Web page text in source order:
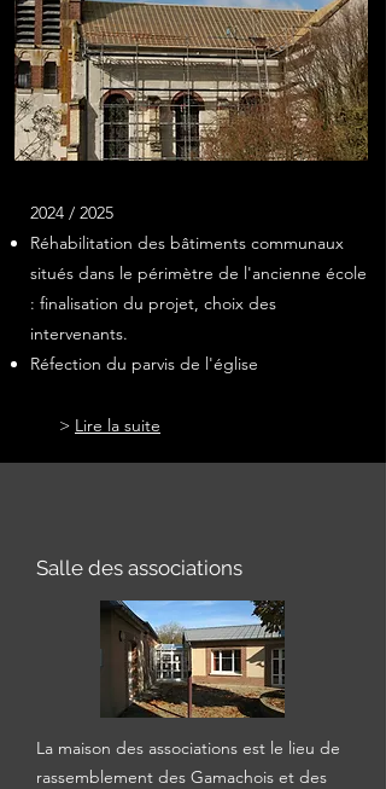
2024 / 2025
Réhabilitation des bâtiments communaux
situés dans le périmètre de l'ancienne école
: finalisation du projet, choix des
intervenants.
Réfection du parvis de l'église
> Lire la suite
Salle des associations
La maison des associations est le lieu de
rassemblement des Gamachois et des